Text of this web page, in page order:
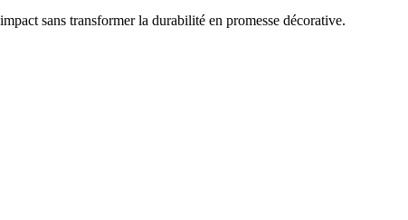
sans transformer la durabilité en promesse décorative.